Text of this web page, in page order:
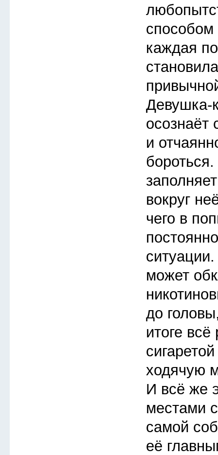
способом
каждая
Девушка-
осознаёт
и
вокруг
чего в
может
до
итоге
ходячую
И всё же
местами
самой
её